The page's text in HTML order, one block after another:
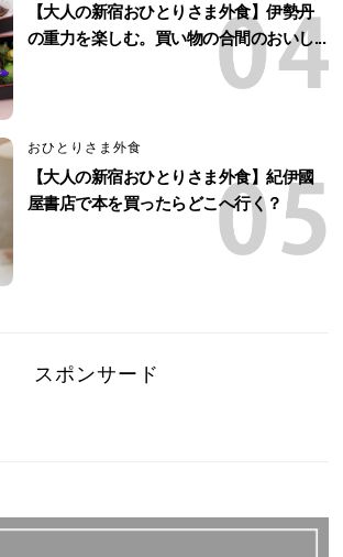
【大人の新宿おひとりさま外食】伊勢丹
の重力を楽しむ。買い物の合間のおいし...
おひとりさま外食
【大人の新宿おひとりさま外食】紀伊國
屋書店で本を買ったらどこへ行く？
スポンサード